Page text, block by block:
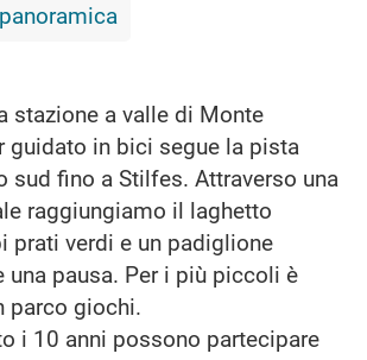
stazione a valle di Monte
guidato in bici segue la pista
sud fino a Stilfes. Attraverso una
raggiungiamo il laghetto
prati verdi e un padiglione
una pausa. Per i più piccoli è
parco giochi.
i 10 anni possono partecipare